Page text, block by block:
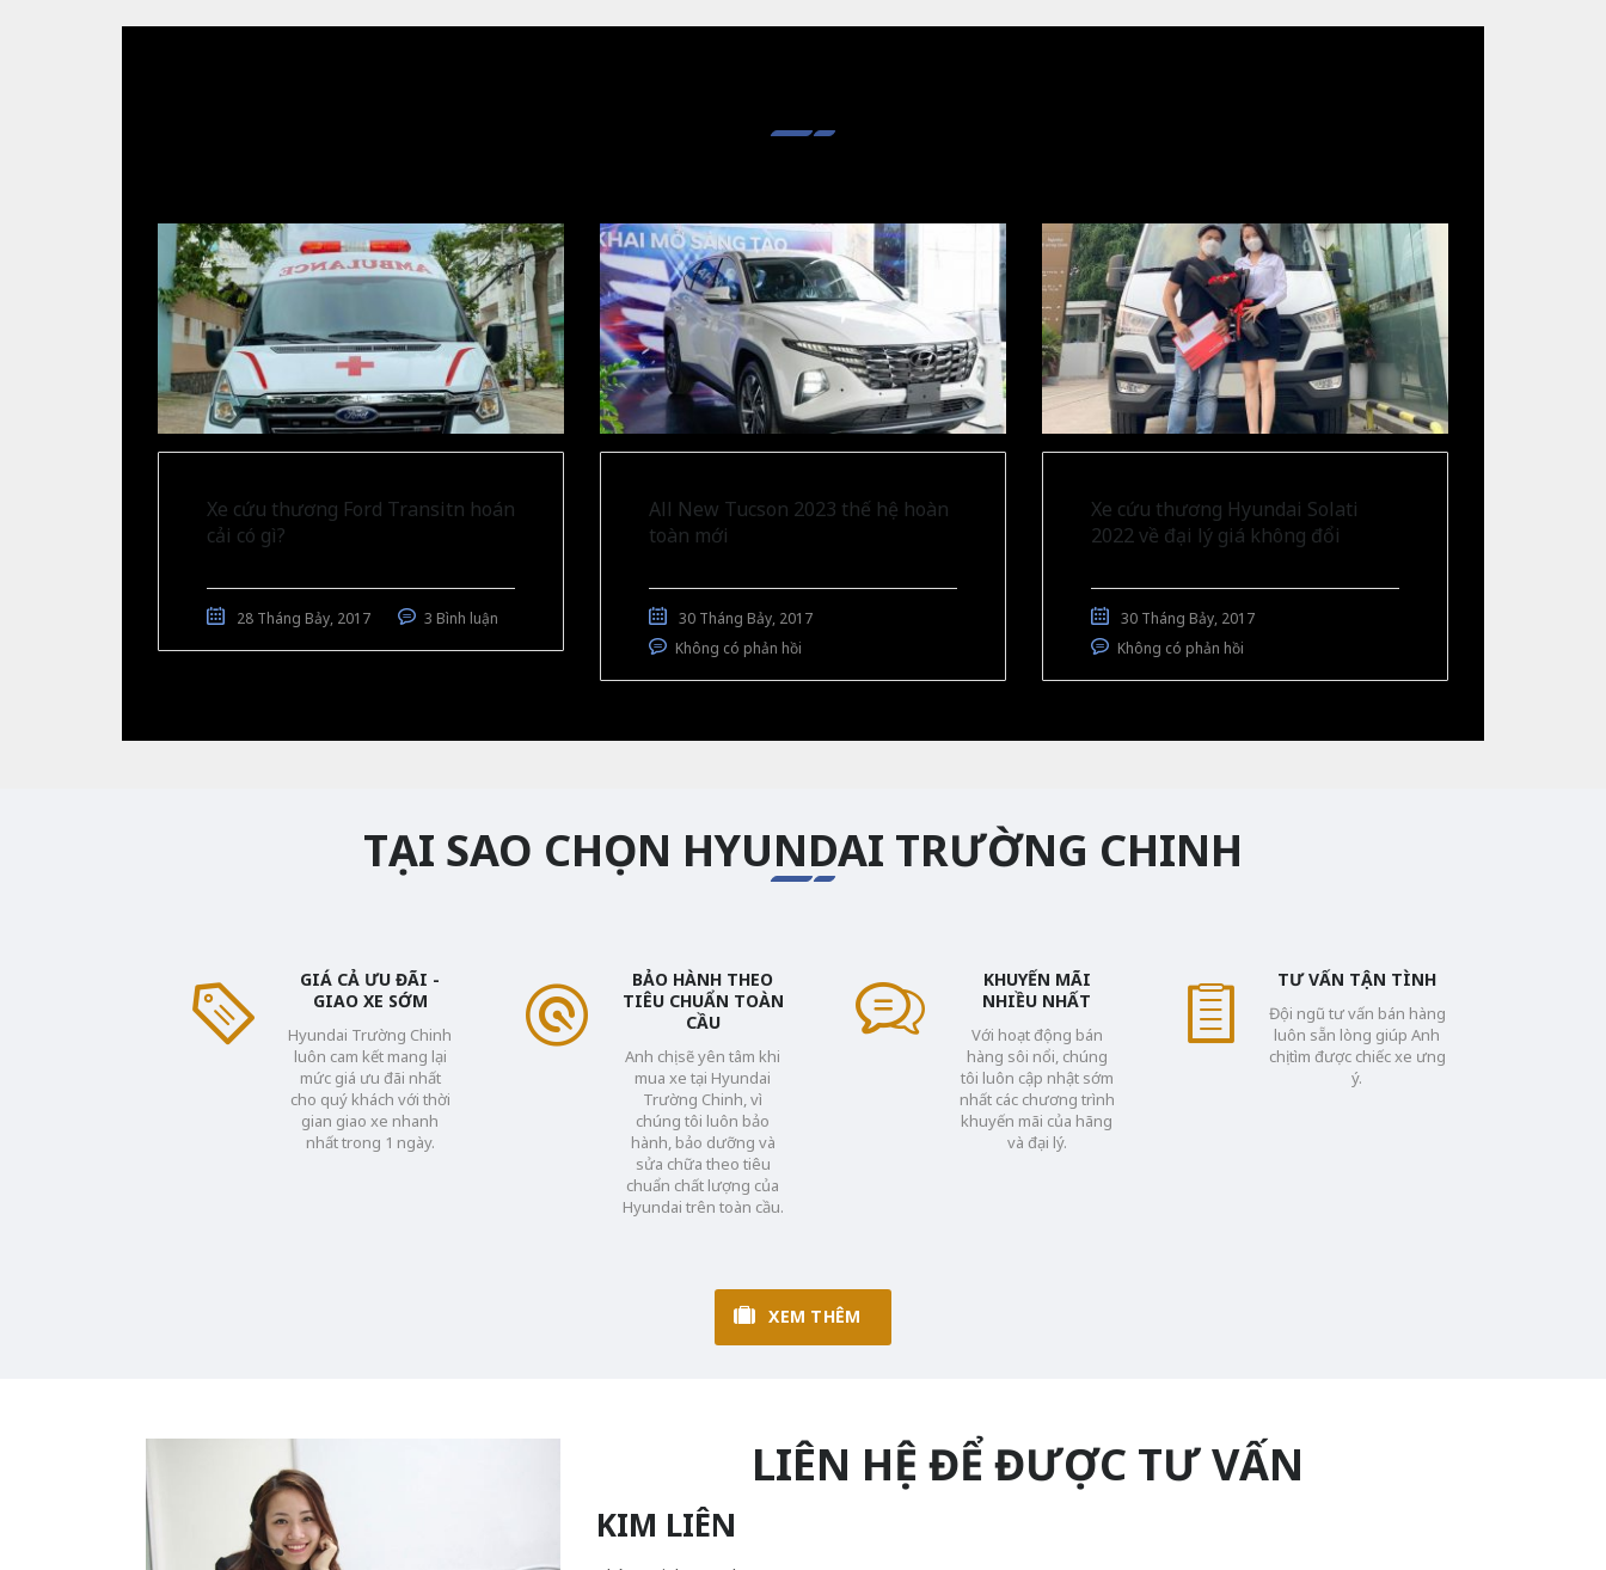
Xe cứu thương Ford Transitn hoán
cải có gì?
28 Tháng Bảy, 2017 3 Bình luận
All New Tucson 2023 thế hệ hoàn
toàn mới
30 Tháng Bảy, 2017
Không có phản hồi
Xe cứu thương Hyundai Solati
2022 về đại lý giá không đổi
30 Tháng Bảy, 2017
Không có phản hồi
TẠI SAO CHỌN HYUNDAI TRƯỜNG CHINH
GIÁ CẢ ƯU ĐÃI -
GIAO XE SỚM
Hyundai Trường Chinh
luôn cam kết mang lại
mức giá ưu đãi nhất
cho quý khách với thời
gian giao xe nhanh
nhất trong 1 ngày.
BẢO HÀNH THEO
TIÊU CHUẨN TOÀN
CẦU
Anh chị sẽ yên tâm khi
mua xe tại Hyundai
Trường Chinh, vì
chúng tôi luôn bảo
hành, bảo dưỡng và
sửa chữa theo tiêu
chuẩn chất lượng của
Hyundai trên toàn cầu.
KHUYẾN MÃI
NHIỀU NHẤT
Với hoạt động bán
hàng sôi nổi, chúng
tôi luôn cập nhật sớm
nhất các chương trình
khuyến mãi của hãng
và đại lý.
TƯ VẤN TẬN TÌNH
Đội ngũ tư vấn bán hàng
luôn sẵn lòng giúp Anh
chị tìm được chiếc xe ưng
ý.
XEM THÊM
LIÊN HỆ ĐỂ ĐƯỢC TƯ VẤN
KIM LIÊN